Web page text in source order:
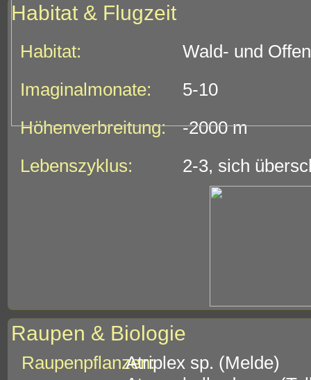
Habitat & Flugzeit
Habitat:
Wald- und
Imaginalmonate:
5-10
Höhenverbreitung:
-2000 m
Lebenszyklus:
2-3, sich
Raupen & Biologie
Raupenpflanzen:Atriplex sp. (Melde)